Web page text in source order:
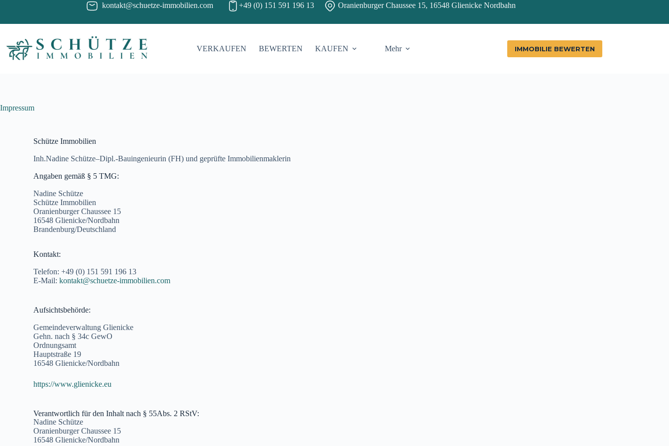
kontakt@schuetze-immobilien.com +49 (0) 151 591 196 13 Oranienburger Chaussee 15, 16548 Glienicke Nordbahn
VERKAUFEN BEWERTEN KAUFEN Mehr IMMOBILIE BEWERTEN
Impressum
Schütze Immobilien
Inh.Nadine Schütze–Dipl.-Bauingenieurin (FH) und geprüfte Immobilienmaklerin
Angaben gemäß § 5 TMG:
Nadine Schütze
Schütze Immobilien
Oranienburger Chaussee 15
16548 Glienicke/Nordbahn
Brandenburg/Deutschland
Kontakt:
Telefon: +49 (0) 151 591 196 13
E-Mail:kontakt@schuetze-immobilien.com
Aufsichtsbehörde:
Gemeindeverwaltung Glienicke
Gehn. nach § 34c GewO
Ordnungsamt
Hauptstraße 19
16548 Glienicke/Nordbahn
https://www.glienicke.eu
Verantwortlich für den Inhalt nach § 55Abs. 2 RStV:
Nadine Schütze
Oranienburger Chaussee 15
16548 Glienicke/Nordbahn